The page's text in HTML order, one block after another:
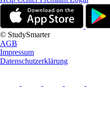
© StudySmarter
AGB
Impressum
Datenschutzerklärung